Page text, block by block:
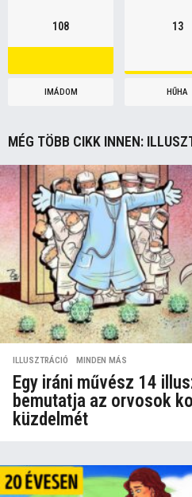
108
IMÁDOM
13
HŰHA
MÉG TÖBB CIKK INNEN:
ILLUSZTRÁCIÓ ,MINDEN MÁS
Egy iráni művész 14
bemutatja az orvosok
küzdelmét